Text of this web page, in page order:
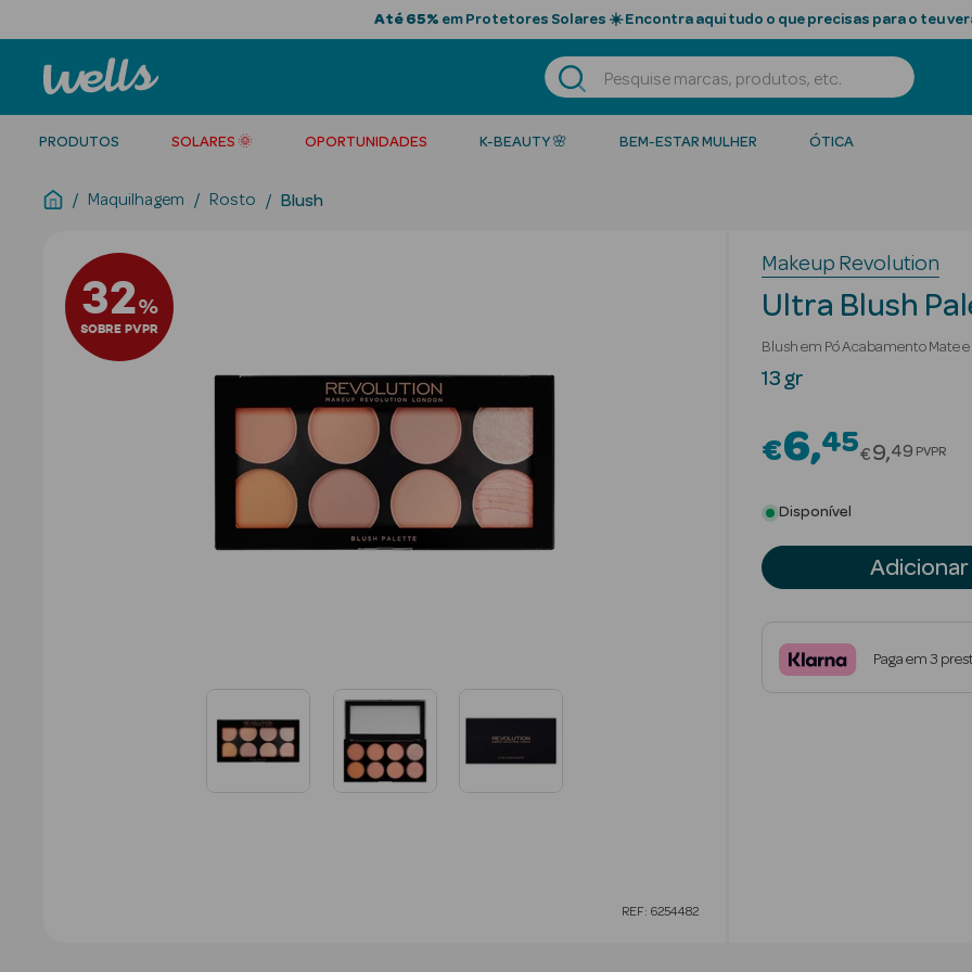
Até 65% em Protetores Solares ☀️ Encontra aqui tudo o que precisas para o teu
PRODUTOS SOLARES 🌞 OPORTUNIDADES K-BEAUTY 🌸 BEM-ESTAR MULHER ÓTICA
Maquilhagem Rosto Blush
32%
SOBRE PVPR
REF: 6254482
Makeup Revolution
Ultra Blush
Blush em Pó Acabamento Mate
13 gr
€6 45Price
€9 49 PVPR
Disponível
Adicionar
Paga em 3